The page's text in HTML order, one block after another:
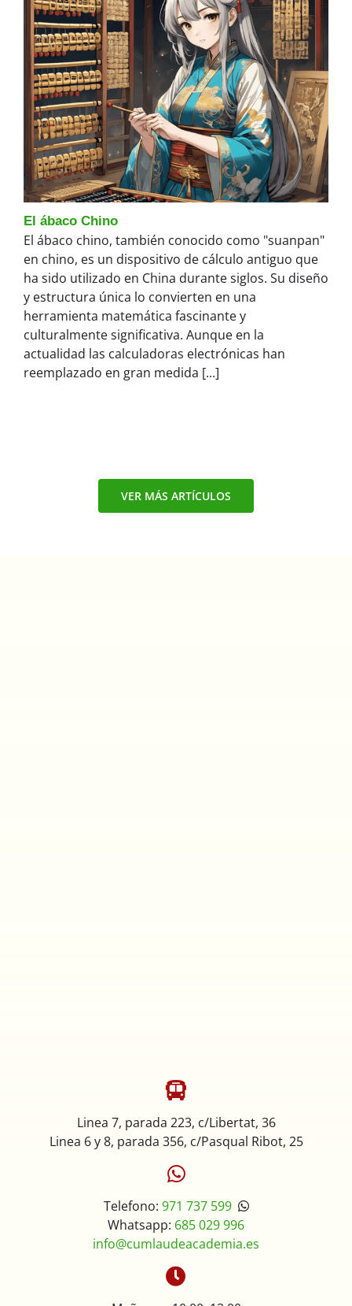
El ábaco Chino
El ábaco chino, también conocido como "suanpan"
en chino, es un dispositivo de cálculo antiguo que
ha sido utilizado en China durante siglos. Su diseño
y estructura única lo convierten en una
herramienta matemática fascinante y
culturalmente significativa. Aunque en la
actualidad las calculadoras electrónicas han
reemplazado en gran medida [...]
VER MÁS ARTÍCULOS
Linea 7, parada 223, c/Libertat, 36
Linea 6 y 8, parada 356, c/Pasqual Ribot, 25
Telefono: 971 737 599
Whatsapp: 685 029 996
info@cumlaudeacademia.es